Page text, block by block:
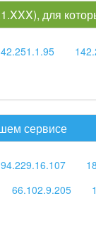
для
сервисе
94.229.16.107
66.102.9.205